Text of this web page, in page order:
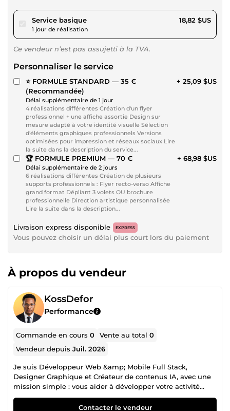
Service basiquepour 17,34 $US
1 jour de réalisation
18,82 $US
Ce vendeur n’est pas assujetti à la TVA.
Personnaliser le service
⭐ FORMULE STANDARD — 35 €
(Recommandée)
Délai supplémentaire de 1 jour
4 réalisations différentes Création d'un flyer
professionnel + une affiche assortie Design sur
mesure adapté à votre identité visuelle Sélection
d'éléments graphiques professionnels Versions
optimisées pour impression et réseaux sociaux Lire
la suite dans la description du service...
+ 25,09 $US
🏆 FORMULE PREMIUM — 70 €
Délai supplémentaire de 2 jours
6 réalisations différentes Création de plusieurs
supports professionnels : Flyer recto-verso Affiche
grand format Dépliant 3 volets OU brochure
professionnelle Direction artistique personnalisée
Lire la suite dans la description...
+ 68,98 $US
Livraison express disponible EXPRESS
Vous pouvez choisir un délai plus court lors du paiement
À propos du vendeur
KossDefor
Performance
Commande en cours0 Vente au total0
Vendeur depuisJuil. 2026
Je suis Développeur Web &amp; Mobile Full Stack,
Designer Graphique et Créateur de contenus IA, avec une
mission simple : vous aider à développer votre activité
grâce à des solutions modernes, performantes et
professionnelles. J'accompagne les entrepreneurs,
Contacter le vendeur